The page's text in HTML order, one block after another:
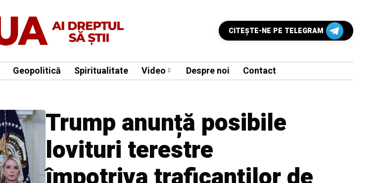
CITEŞTE-NE PE TELEGRAM
Geopolitică Spiritualitate Video Despre noi Contact
Trump anunță posibile
lovituri terestre